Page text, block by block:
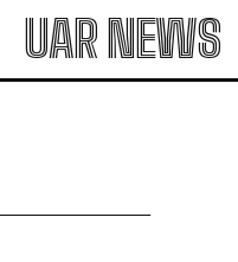
UAR NEWS